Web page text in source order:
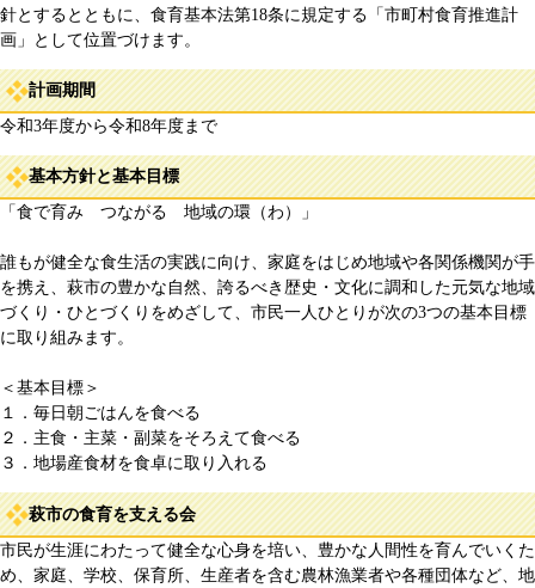
針とするとともに、食育基本法第18条に規定する「市町村食育推進計
画」として位置づけます。
計画期間
令和3年度から令和8年度まで
基本方針と基本目標
「食で育み つながる 地域の環（わ）」
誰もが健全な食生活の実践に向け、家庭をはじめ地域や各関係機関が手
を携え、萩市の豊かな自然、誇るべき歴史・文化に調和した元気な地域
づくり・ひとづくりをめざして、市民一人ひとりが次の3つの基本目標
に取り組みます。
＜基本目標＞
１．毎日朝ごはんを食べる
２．主食・主菜・副菜をそろえて食べる
３．地場産食材を食卓に取り入れる
萩市の食育を支える会
市民が生涯にわたって健全な心身を培い、豊かな人間性を育んでいくた
め、家庭、学校、保育所、生産者を含む農林漁業者や各種団体など、地